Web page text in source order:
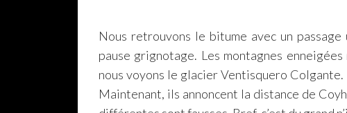
Nous retrouvons le bitume avec un
pause grignotage. Les montagnes
nous voyons le glacier Ventisquero
Maintenant, ils annoncent la distance de